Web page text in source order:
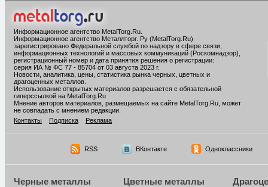
Информационное агентство MetalTorg.Ru
Информационное агентство Металлторг. Ру (MetalTorg.Ru)
зарегистрировано Федеральной службой по надзору в сфере связи,
информационных технологий и массовых коммуникаций (Роскомнадзор),
регистрационный номер и дата принятия решения о регистрации:
серия ИА № ФС 77 - 85704 от 03 августа 2023 г.
Новости, аналитика, цены, статистика рынка черных, цветных и
драгоценных металлов.
Использование открытых материалов разрешается с обязательной
гиперссылкой на MetalTorg.Ru
Мнение авторов материалов, размещаемых на сайте MetalTorg.Ru, может
не совпадать с мнением редакции.
Контакты
Подписка Реклама
RSS ВКонтакте Одноклассники
Черные металлы Цветные металлы